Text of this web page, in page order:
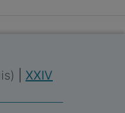
XXIV